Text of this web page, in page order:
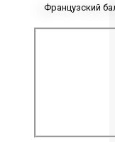
Французский